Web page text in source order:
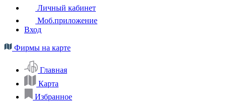
Личный кабинет
Моб.приложение
Вход
Фирмы на карте
Главная
Карта
Избранное